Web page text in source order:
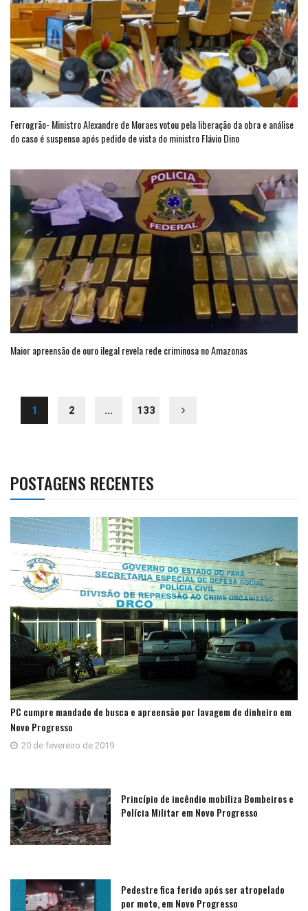
Ferrogrão- Ministro Alexandre de Moraes votou pela liberação da obra e análise
do caso é suspenso após pedido de vista do ministro Flávio Dino
Maior apreensão de ouro ilegal revela rede criminosa no Amazonas
1 2 … 133
POSTAGENS RECENTES
PC cumpre mandado de busca e apreensão por lavagem de dinheiro em
Novo Progresso
20 de fevereiro de 2019
Princípio de incêndio mobiliza Bombeiros e
Polícia Militar em Novo Progresso
Pedestre fica ferido após ser atropelado
por moto, em Novo Progresso